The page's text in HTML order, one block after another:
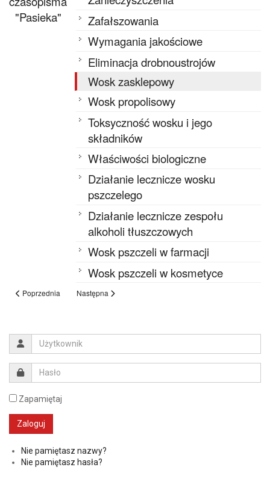
"Pasieka"
Zafałszowania
Wymagania jakościowe
Eliminacja drobnoustrojów
Wosk zasklepowy
Wosk propolisowy
Toksyczność wosku i jego
składników
Właściwości biologiczne
Działanie lecznicze wosku
pszczelego
Działanie lecznicze zespołu
alkoholi tłuszczowych
Wosk pszczeli w farmacji
Wosk pszczeli w kosmetyce
Poprzednia Następna
Zapamiętaj
Nie pamiętasz nazwy?
Nie pamiętasz hasła?